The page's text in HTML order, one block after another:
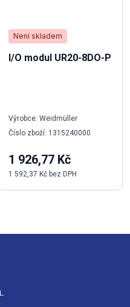
Není skladem
I/O modul UR20-8DO-P
Výrobce: Weidmüller
Číslo zboží: 1315240000
1 926,77 Kč
1 592,37 Kč bez DPH